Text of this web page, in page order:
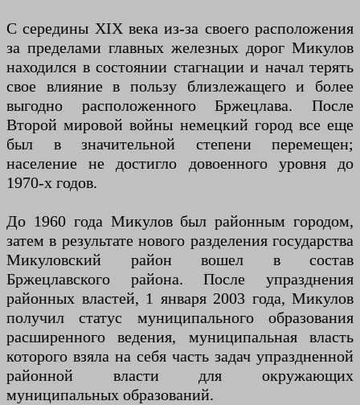
С середины XIX века из-за своего расположения
за пределами главных железных дорог Микулов
находился в состоянии стагнации и начал терять
свое влияние в пользу близлежащего и более
выгодно расположенного Бржецлава. После
Второй мировой войны немецкий город все еще
был в значительной степени перемещен;
население не достигло довоенного уровня до
1970-х годов.
До 1960 года Микулов был районным городом,
затем в результате нового разделения государства
Микуловский район вошел в состав
Бржецлавского района. После упразднения
районных властей, 1 января 2003 года, Микулов
получил статус муниципального образования
расширенного ведения, муниципальная власть
которого взяла на себя часть задач упраздненной
районной власти для окружающих
муниципальных образований.